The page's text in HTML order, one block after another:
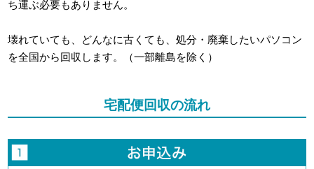
ち運ぶ必要もありません。
壊れていても、どんなに古くても、処分・廃棄したいパソコン
を全国から回収します。（一部離島を除く）
宅配便回収の流れ